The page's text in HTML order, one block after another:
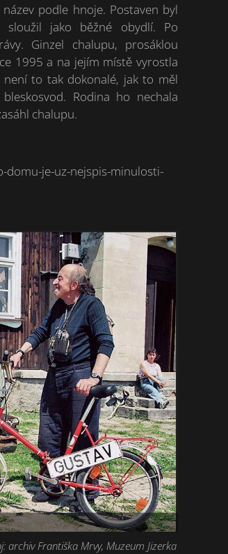
podle hnoje. Postaven byl
jako běžné obydlí. Po
Ginzel chalupu, prosáklou
1995 a na jejím místě vyrostla
není to tak dokonalé, jak to měl
Rodina ho nechala
chalupu.
domu-je-uz-nejspis-minulosti-
archiv Františka Mrvy, Muzeum Jizerka